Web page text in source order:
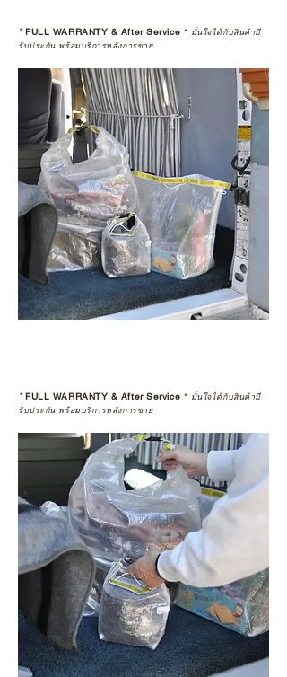
*FULL WARRANTY & After Service * มั่นใจได้กับสินค้ามี
รับประกัน พร้อมบริการหลังการขาย
*FULL WARRANTY & After Service * มั่นใจได้กับสินค้ามี
รับประกัน พร้อมบริการหลังการขาย